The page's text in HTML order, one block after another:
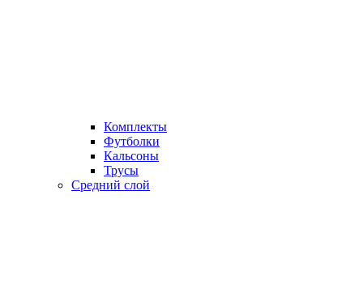
Комплекты
Футболки
Кальсоны
Трусы
Средний слой